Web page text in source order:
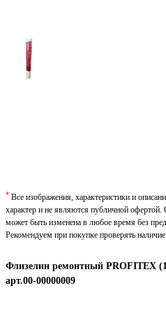
Флизелин ремонтный PROFITEX
арт.00-00000009
* Все изображения, характеристики и
характер и не являются публичной
может быть изменена в любое время без
Рекомендуем при покупке проверять